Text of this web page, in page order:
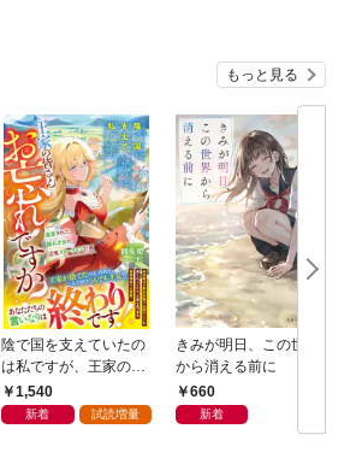
もっと見る
陰で国を支えていたの
は私ですが、王家の皆
さんお忘れですか？～
追放された隠れ才女の
1,540
新着 試読増量
きみが明日、この世界
から消える前に
660
新着